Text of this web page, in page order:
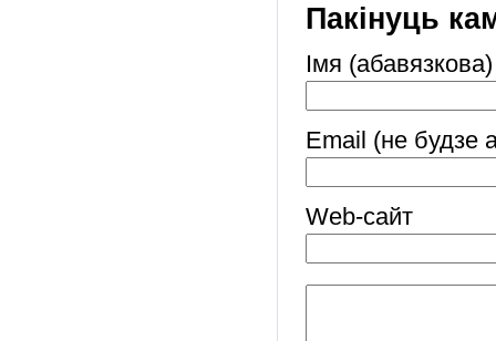
Пакінуць
Імя (абавязкова)
Email (не будзе
Web-cайт